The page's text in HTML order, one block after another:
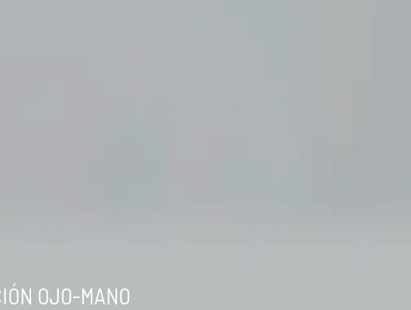
OJO-MANO